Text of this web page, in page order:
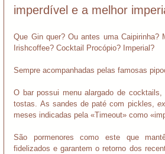
imperdível e a melhor
Que Gin quer? Ou antes uma Caipirinha?
Irishcoffee? Cocktail Procópio? Imperial?
Sempre acompanhadas pelas famosas
O bar possui menu alargado de
tostas. As sandes de paté com pickles,
meses indicadas pela «Timeout» como
São pormenores como este que
fidelizados e garantem o retorno dos